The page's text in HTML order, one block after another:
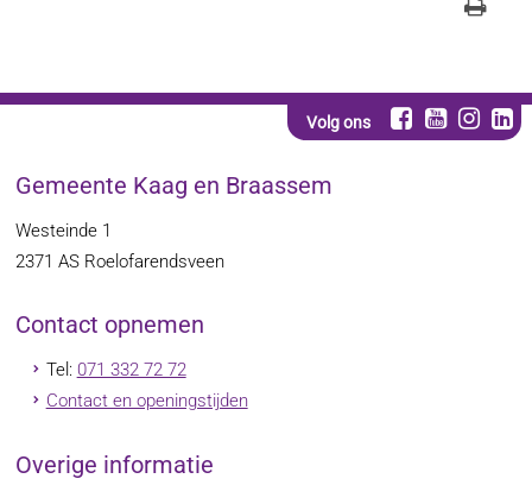
Volg ons
Gemeente Kaag en Braassem
Westeinde 1
2371 AS Roelofarendsveen
Contact opnemen
Tel: 071 332 72 72
Contact en openingstijden
Overige informatie